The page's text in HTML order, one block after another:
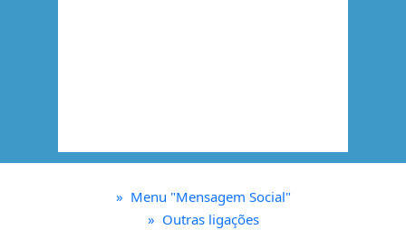
» Menu "Mensagem Social"
» Outras ligações